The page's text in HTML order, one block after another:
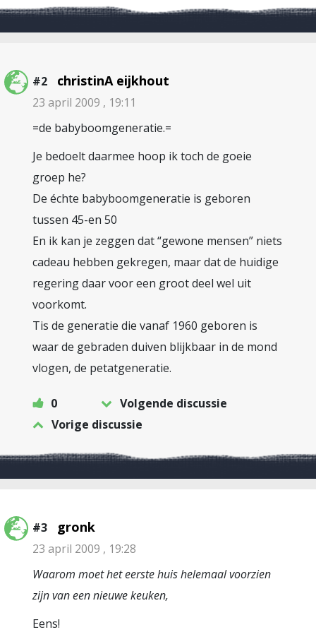
#2 christinA eijkhout
23 april 2009 , 19:11
=de babyboomgeneratie.=
Je bedoelt daarmee hoop ik toch de goeie
groep he?
De échte babyboomgeneratie is geboren
tussen 45-en 50
En ik kan je zeggen dat “gewone mensen” niets
cadeau hebben gekregen, maar dat de huidige
regering daar voor een groot deel wel uit
voorkomt.
Tis de generatie die vanaf 1960 geboren is
waar de gebraden duiven blijkbaar in de mond
vlogen, de petatgeneratie.
0
Volgende discussie
Vorige discussie
#3 gronk
23 april 2009 , 19:28
Waarom moet het eerste huis helemaal voorzien
zijn van een nieuwe keuken,
Eens!